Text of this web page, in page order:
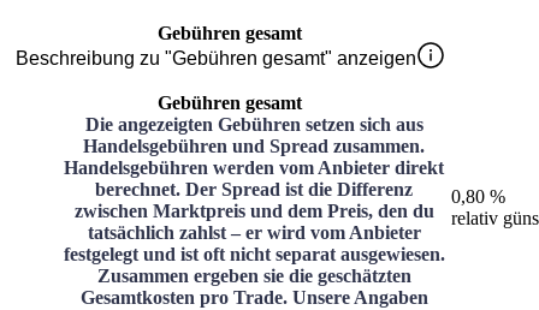
Gebühren gesamt
Beschreibung zu "Gebühren gesamt" anzeigen
Gebühren gesamt
Die angezeigten Gebühren setzen sich aus
Handelsgebühren und Spread zusammen.
Handelsgebühren werden vom Anbieter direkt
berechnet. Der Spread ist die Differenz
zwischen Marktpreis und dem Preis, den du
tatsächlich zahlst – er wird vom Anbieter
festgelegt und ist oft nicht separat ausgewiesen.
Zusammen ergeben sie die geschätzten
Gesamtkosten pro Trade. Unsere Angaben
0,80 %
relativ